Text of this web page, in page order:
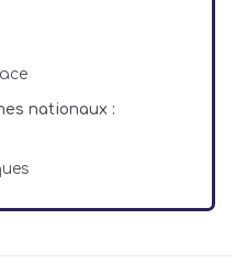
nationaux :